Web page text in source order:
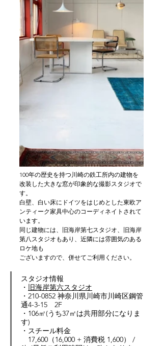
100年の歴史を持つ川崎の鉄工所内の建物を
改装した大きな窓が印象的な撮影スタジオで
す。
白壁、白い床にドイツをはじめとした東欧ア
ンティーク家具中心のコーディネイトされて
います。
同じ建物には、旧海岸第七スタジオ、旧海岸
第八スタジオもあり、近隣には雰囲気のある
ロケ地も
ございますので、併せてご利用ください。
スタジオ情報
・ 旧海岸第六スタジオ
・ 210-0852 神奈川県川崎市川崎区鋼管
通4-3-15　2F
・ 106㎡(うち37㎡は共用部分になりま
す)
・スチール料金
17,600（16,000 + 消費税 1,600） /